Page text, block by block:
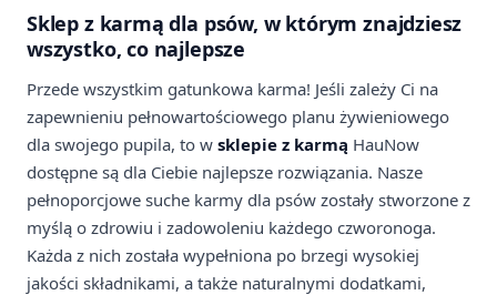
Sklep z karmą dla psów, w którym znajdziesz
wszystko, co najlepsze
Przede wszystkim gatunkowa karma! Jeśli zależy Ci na
zapewnieniu pełnowartościowego planu żywieniowego
dla swojego pupila, to w sklepie z karmą HauNow
dostępne są dla Ciebie najlepsze rozwiązania. Nasze
pełnoporcjowe suche karmy dla psów zostały stworzone z
myślą o zdrowiu i zadowoleniu każdego czworonoga.
Każda z nich została wypełniona po brzegi wysokiej
jakości składnikami, a także naturalnymi dodatkami,